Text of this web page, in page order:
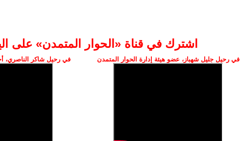
اشترك في قناة ‫«الحوار المتمدن» على
في رحيل جليل شهباز، عضو هيئة إدارة الحوار المتمدن في رحيل شاكر الناصري،